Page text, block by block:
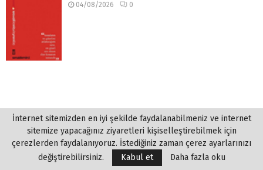
04/08/2026 0
İnternet sitemizden en iyi şekilde faydalanabilmeniz ve internet
sitemize yapacağınız ziyaretleri kişiselleştirebilmek için
çerezlerden faydalanıyoruz. İstediğiniz zaman çerez ayarlarınızı
değiştirebilirsiniz.
Kabul et Daha fazla oku